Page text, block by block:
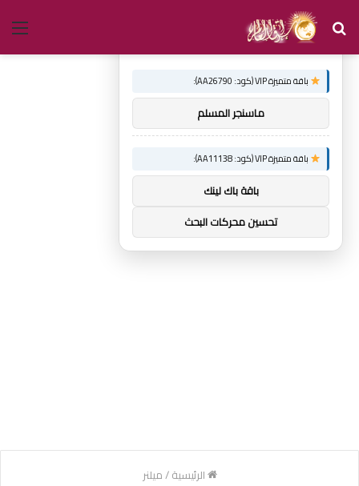
بحث
عن
الرئيسية/ميلنر
توصيات :
باقة متميزة VIP (كود: AA26790):
ماسنجر المسلم
باقة متميزة VIP (كود: AA11138):
باقة باك لينك
تحسين محركات البحث